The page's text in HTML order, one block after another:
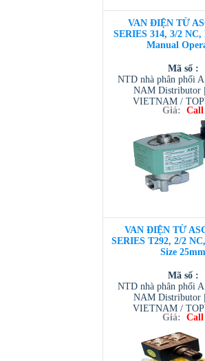
VAN ĐIỆN TỪ
SERIES 314, 3/2
Manual
Mã số :
NTD nhà phân phối
NAM Distributor
VIETNAM /
VIETNAM /
/ TESCOM
Giá: Call
VAN ĐIỆN TỪ
SERIES T292, 2/2
Size 25mm
Mã số :
NTD nhà phân phối
NAM Distributor
VIETNAM /
VIETNAM /
/ TESCOM
Giá: Call